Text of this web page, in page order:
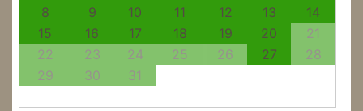
8
9 10 11 12 13
14
15
16 17 18 19 20
21
22
23 24 25 26 27
28
29
30 31